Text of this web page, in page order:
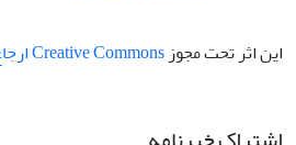
این اثر تحت مجوز Creative Commons ارجاع 4.0 بین‌المللی